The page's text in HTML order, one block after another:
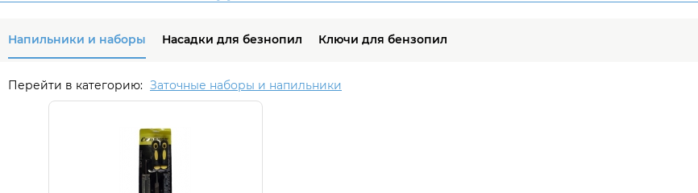
Напильники и наборы Насадки для безнопил Ключи для бензопил
Перейти в категорию: Заточные наборы и напильники